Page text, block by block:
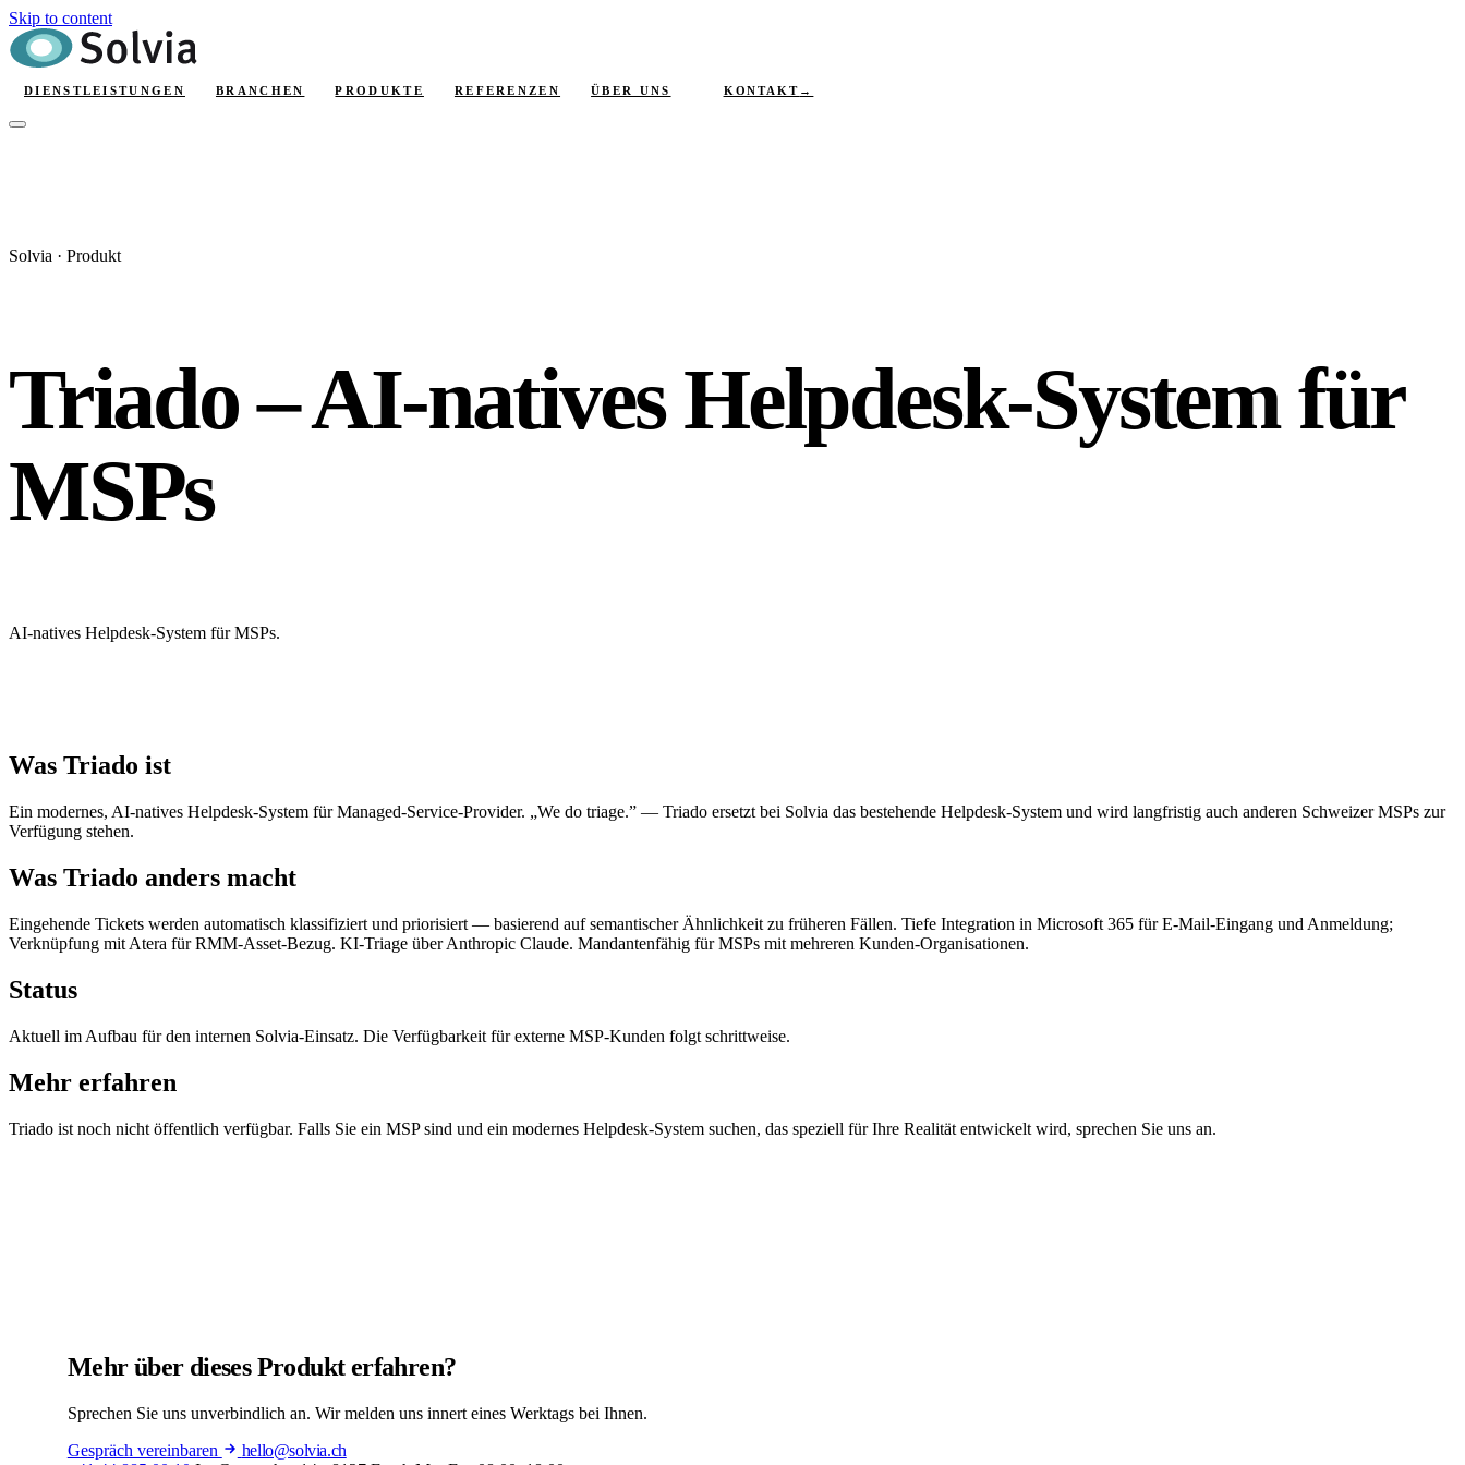
Skip to content
DIENSTLEISTUNGEN BRANCHEN PRODUKTE REFERENZEN ÜBER UNS KONTAKT →
Solvia · Produkt
Triado – AI-natives Helpdesk-System für
MSPs
AI-natives Helpdesk-System für MSPs.
Was Triado ist
Ein modernes, AI-natives Helpdesk-System für Managed-Service-Provider. „We do triage.” — Triado ersetzt bei Solvia das bestehende Helpdesk-System und wird langfristig auch anderen Schweizer MSPs zur
Verfügung stehen.
Was Triado anders macht
Eingehende Tickets werden automatisch klassifiziert und priorisiert — basierend auf semantischer Ähnlichkeit zu früheren Fällen. Tiefe Integration in Microsoft 365 für E-Mail-Eingang und Anmeldung;
Verknüpfung mit Atera für RMM-Asset-Bezug. KI-Triage über Anthropic Claude. Mandantenfähig für MSPs mit mehreren Kunden-Organisationen.
Status
Aktuell im Aufbau für den internen Solvia-Einsatz. Die Verfügbarkeit für externe MSP-Kunden folgt schrittweise.
Mehr erfahren
Triado ist noch nicht öffentlich verfügbar. Falls Sie ein MSP sind und ein modernes Helpdesk-System suchen, das speziell für Ihre Realität entwickelt wird, sprechen Sie uns an.
Mehr über dieses Produkt erfahren?
Sprechen Sie uns unverbindlich an. Wir melden uns innert eines Werktags bei Ihnen.
Gespräch vereinbaren
hello@solvia.ch